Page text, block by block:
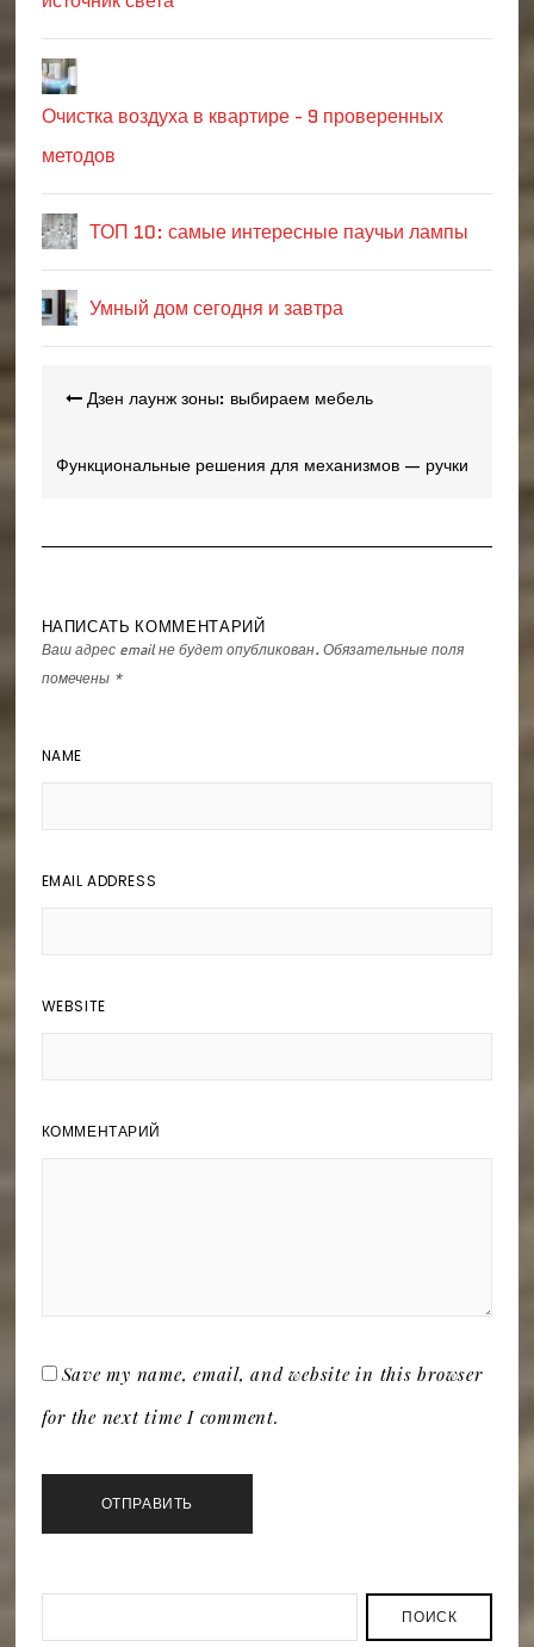
Очистка воздуха в квартире - 9 проверенных
методов
ТОП 10: самые интересные паучьи лампы
Умный дом сегодня и завтра
Навигация
записям
Дзен лаунж зоны: выбираем мебель
Функциональные решения для механизмов — ручки
НАПИСАТЬ КОММЕНТАРИЙ
Ваш адрес email не будет опубликован. Обязательные поля
помечены *
NAME
EMAIL ADDRESS
WEBSITE
КОММЕНТАРИЙ
Save my name, email, and website in this browser
for the next time I comment.
ПОИСК